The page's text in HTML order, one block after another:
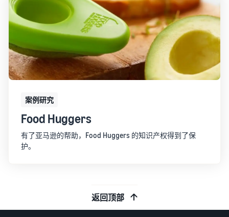
案例研究
Food Huggers
有了亚马逊的帮助，Food Huggers 的知识产权得到了保
护。
返回顶部